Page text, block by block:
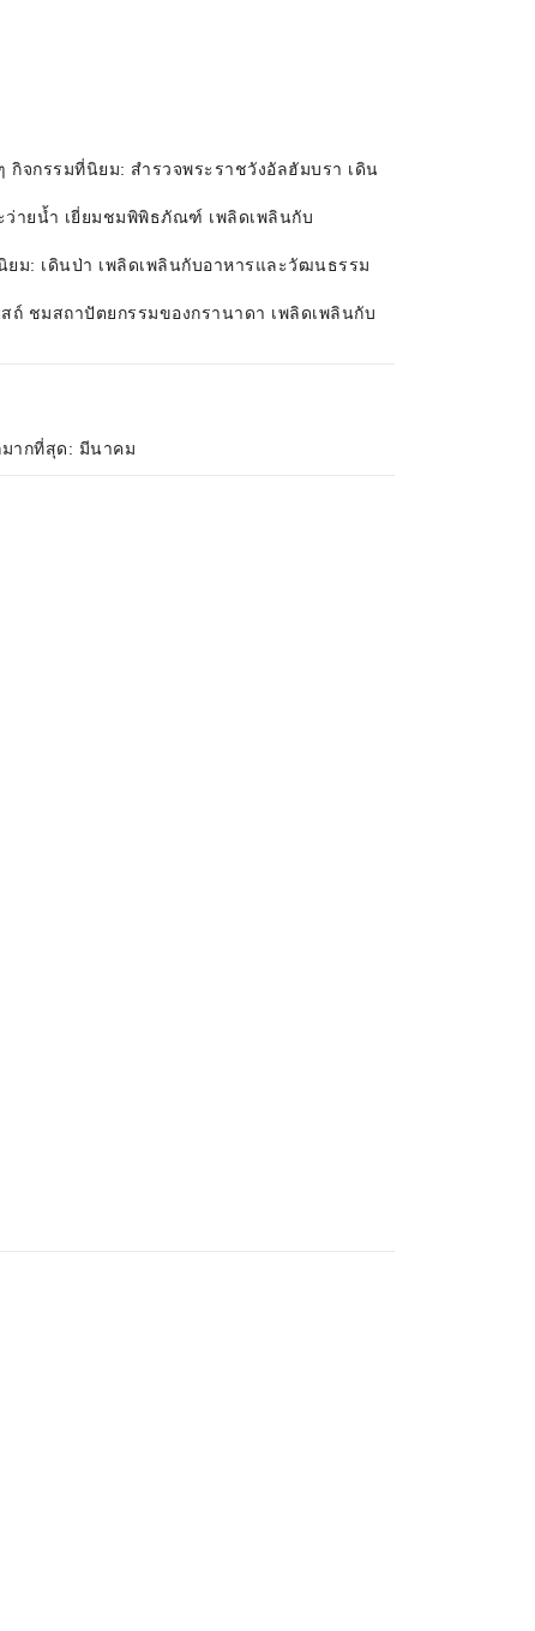
จกรรมที่นิยม: สำรวจพระราชวังอัลฮัมบรา เดิน
ายน้ำ เยี่ยมชมพิพิธภัณฑ์ เพลิดเพลินกับ
ม: เดินป่า เพลิดเพลินกับอาหารและวัฒนธรรม
ชมสถาปัตยกรรมของกรานาดา เพลิดเพลินกับ
ากที่สุด: มีนาคม